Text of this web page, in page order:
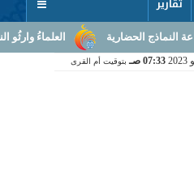
تقارير
العلماءُ وارثُو النبوّة: من بلاغ
07:33 صـ بتوقيت أم القرى